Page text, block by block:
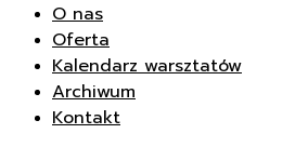
O nas
Oferta
Kalendarz warsztatów
Archiwum
Kontakt